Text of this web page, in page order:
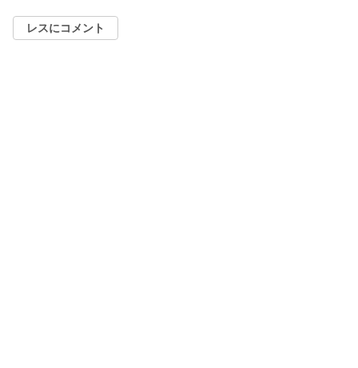
レスにコメント